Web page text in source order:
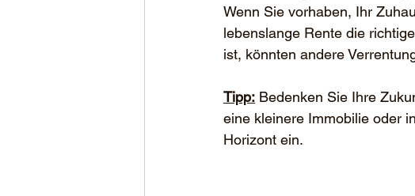
Wenn Sie vorhaben, Ihr
lebenslange Rente die
ist, könnten andere
Tipp: Bedenken Sie Ihre
eine kleinere Immobilie oder
Horizont ein.